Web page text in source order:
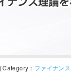
［Category： ファイナンス